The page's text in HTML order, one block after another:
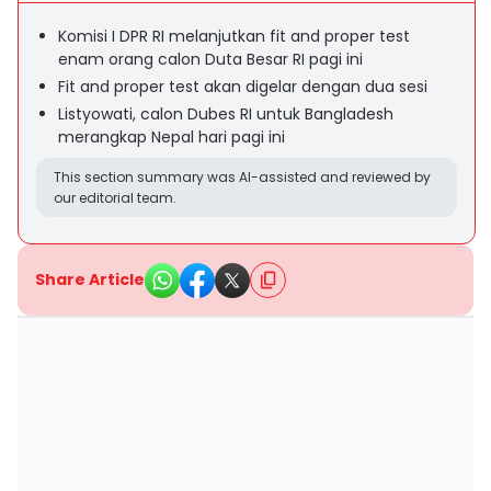
Komisi I DPR RI melanjutkan fit and proper test
enam orang calon Duta Besar RI pagi ini
Fit and proper test akan digelar dengan dua sesi
Listyowati, calon Dubes RI untuk Bangladesh
merangkap Nepal hari pagi ini
This section summary was AI-assisted and reviewed by
our editorial team.
Share Article